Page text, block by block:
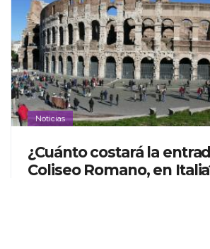
Noticias
¿Cuánto costará la
Coliseo Romano, en